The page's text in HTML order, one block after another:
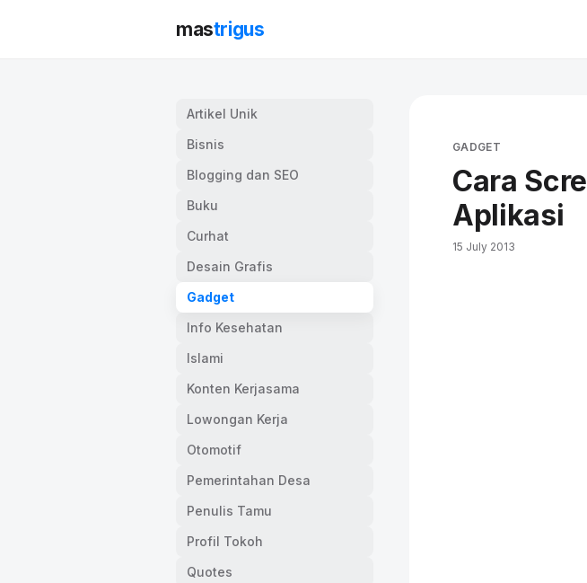
mastrigus
GADGET
Cara
Aplikasi
15 July 2013
Artikel Unik
Bisnis
Blogging dan SEO
Buku
Curhat
Desain Grafis
Gadget
Info Kesehatan
Islami
Konten Kerjasama
Lowongan Kerja
Otomotif
Pemerintahan Desa
Penulis Tamu
Profil Tokoh
Quotes